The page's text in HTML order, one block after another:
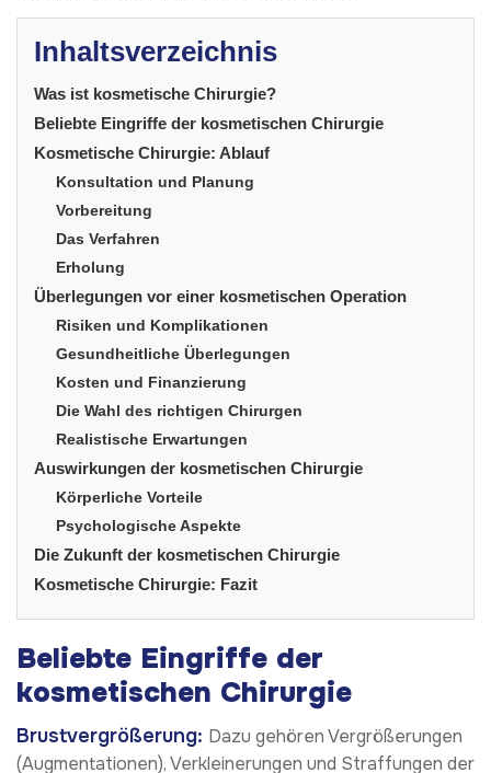
Inhaltsverzeichnis
Was ist kosmetische Chirurgie?
Beliebte Eingriffe der kosmetischen Chirurgie
Kosmetische Chirurgie: Ablauf
Konsultation und Planung
Vorbereitung
Das Verfahren
Erholung
Überlegungen vor einer kosmetischen Operation
Risiken und Komplikationen
Gesundheitliche Überlegungen
Kosten und Finanzierung
Die Wahl des richtigen Chirurgen
Realistische Erwartungen
Auswirkungen der kosmetischen Chirurgie
Körperliche Vorteile
Psychologische Aspekte
Die Zukunft der kosmetischen Chirurgie
Kosmetische Chirurgie: Fazit
Beliebte Eingriffe der
kosmetischen Chirurgie
Brustvergrößerung: Dazu gehören Vergrößerungen
(Augmentationen), Verkleinerungen und Straffungen der